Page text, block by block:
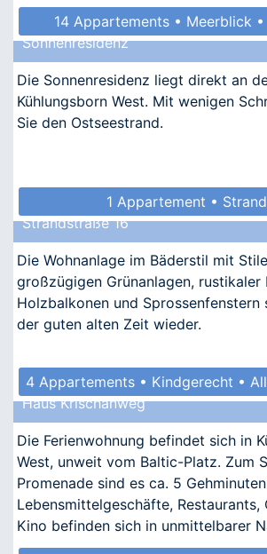
14 Appartements • Meerblick
Sonnenresidenz
Die Sonnenresidenz liegt direkt an
Kühlungsborn West. Mit wenigen
Sie den Ostseestrand.
1 Appartement •
Strandstraße 16
Die Wohnanlage im Bäderstil mit
großzügigen Grünanlagen,
Holzbalkonen und Sprossenfenstern
der guten alten Zeit wieder.
4 Appartements • Kindgerecht •
Haus Krischanweg
Die Ferienwohnung befindet sich in
West, unweit vom Baltic-Platz. Zum
Promenade sind es ca. 5
Lebensmittelgeschäfte, Restaurants,
Kino befinden sich in unmittelbarer
Fuß zu erreichen.